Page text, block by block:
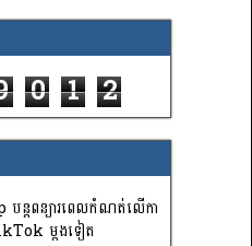
0 1 2
ន្តពន្យារពេលកំណត់លើកា
ម្តងទៀត